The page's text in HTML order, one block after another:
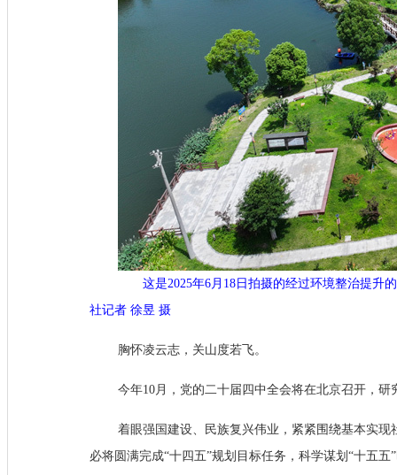
这是2025年6月18日拍摄的经过环境整治提升
社记者 徐昱 摄
胸怀凌云志，关山度若飞。
今年10月，党的二十届四中全会将在北京召开，
着眼强国建设、民族复兴伟业，紧紧围绕基本实
必将圆满完成“十四五”规划目标任务，科学谋划“十五